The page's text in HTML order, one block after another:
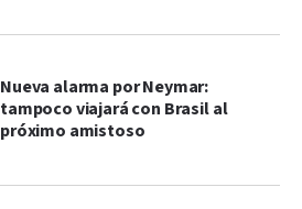
Nueva alarma por Neymar:
tampoco viajará con Brasil al
próximo amistoso